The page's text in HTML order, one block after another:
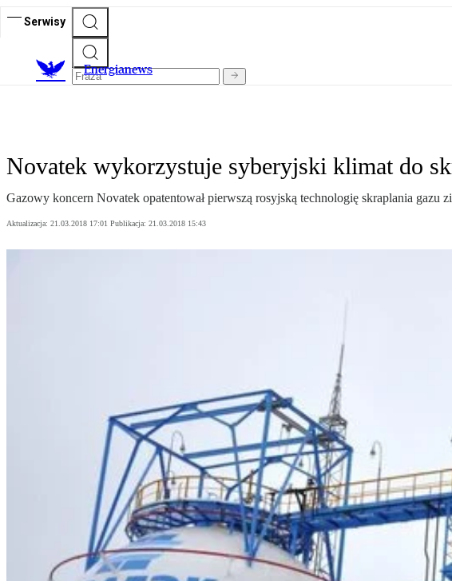
Serwisy
Energianews
Novatek wykorzystuje syberyjski klimat do
Gazowy koncern Novatek opatentował pierwszą rosyjską technologię skraplania
Aktualizacja: 21.03.2018 17:01 Publikacja: 21.03.2018 15:43